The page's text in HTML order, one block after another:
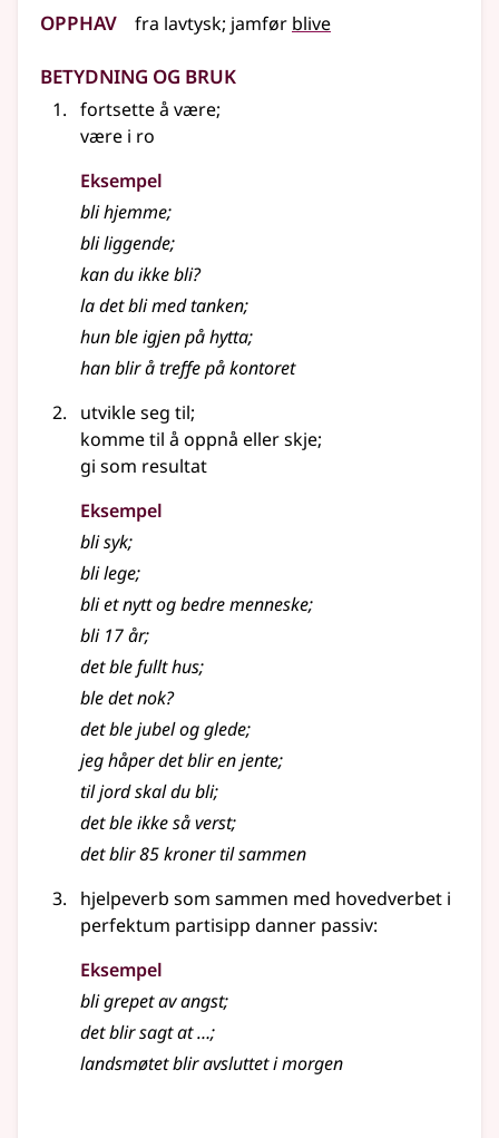
Opphav fra lavtysk; jamfør blive
Betydning og bruk
fortsette å være;
være i ro
Eksempel
blihjemme;
bliliggende;
kan du ikkebli?
la detblimed tanken;
hun ble igjen på hytta;
han blir å treffe på kontoret
utvikle seg til;
komme til å oppnå eller skje;
gi som resultat
Eksempel
bli syk;
bli lege;
bli et nytt og bedre menneske;
bli 17 år;
det ble fullt hus;
ble det nok?
det ble jubel og glede;
jeg håper detbliren jente;
til jord skal dubli;
det ble ikke så verst;
detblir85 kroner til sammen
hjelpeverb som sammen med hovedverbet i
perfektum partisipp danner passiv:
Eksempel
bligrepet av angst;
detblirsagt at …;
landsmøtetbliravsluttet i morgen